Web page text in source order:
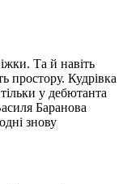
Та й навіть
простору. Кудрівка
у дебютанта
Баранова
знову